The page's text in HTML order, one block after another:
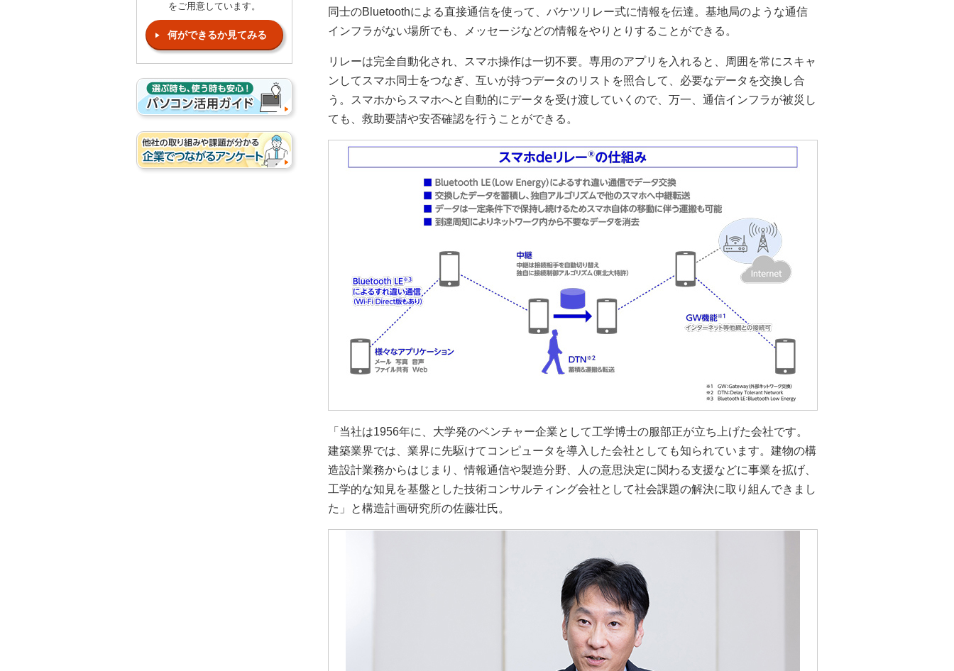
同士のBluetoothによる直接通信を使って、バケツリレー式に情報を伝達。基地局のような通信
インフラがない場所でも、メッセージなどの情報をやりとりすることができる。
リレーは完全自動化され、スマホ操作は一切不要。専用のアプリを入れると、周囲を常にスキャ
ンしてスマホ同士をつなぎ、互いが持つデータのリストを照合して、必要なデータを交換し合
う。スマホからスマホへと自動的にデータを受け渡していくので、万一、通信インフラが被災し
ても、救助要請や安否確認を行うことができる。
「当社は1956年に、大学発のベンチャー企業として工学博士の服部正が立ち上げた会社です。
建築業界では、業界に先駆けてコンピュータを導入した会社としても知られています。建物の構
造設計業務からはじまり、情報通信や製造分野、人の意思決定に関わる支援などに事業を拡げ、
工学的な知見を基盤とした技術コンサルティング会社として社会課題の解決に取り組んできまし
た」と構造計画研究所の佐藤壮氏。
をご用意しています。
何ができるか見てみる